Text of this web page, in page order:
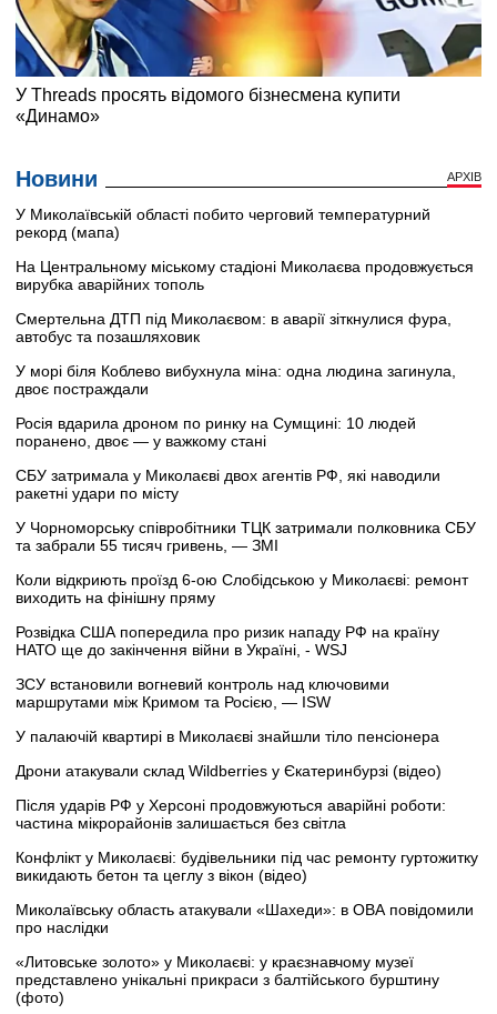
Новини АРХІВ
У Миколаївській області побито черговий температурний
рекорд (мапа)
На Центральному міському стадіоні Миколаєва продовжується
вирубка аварійних тополь
Смертельна ДТП під Миколаєвом: в аварії зіткнулися фура,
автобус та позашляховик
У морі біля Коблево вибухнула міна: одна людина загинула,
двоє постраждали
Росія вдарила дроном по ринку на Сумщині: 10 людей
поранено, двоє — у важкому стані
СБУ затримала у Миколаєві двох агентів РФ, які наводили
ракетні удари по місту
У Чорноморську співробітники ТЦК затримали полковника СБУ
та забрали 55 тисяч гривень, — ЗМІ
Коли відкриють проїзд 6-ою Слобідською у Миколаєві: ремонт
виходить на фінішну пряму
Розвідка США попередила про ризик нападу РФ на країну
НАТО ще до закінчення війни в Україні, - WSJ
ЗСУ встановили вогневий контроль над ключовими
маршрутами між Кримом та Росією, — ISW
У палаючій квартирі в Миколаєві знайшли тіло пенсіонера
Дрони атакували склад Wildberries у Єкатеринбурзі (відео)
Після ударів РФ у Херсоні продовжуються аварійні роботи:
частина мікрорайонів залишається без світла
Конфлікт у Миколаєві: будівельники під час ремонту гуртожитку
викидають бетон та цеглу з вікон (відео)
Миколаївську область атакували «Шахеди»: в ОВА повідомили
про наслідки
«Литовське золото» у Миколаєві: у краєзнавчому музеї
представлено унікальні прикраси з балтійського бурштину
(фото)